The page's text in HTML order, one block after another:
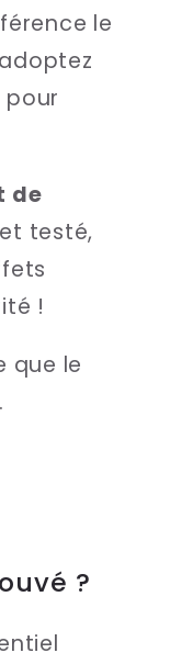
le
pour
de
testé,
!
que le
.
?